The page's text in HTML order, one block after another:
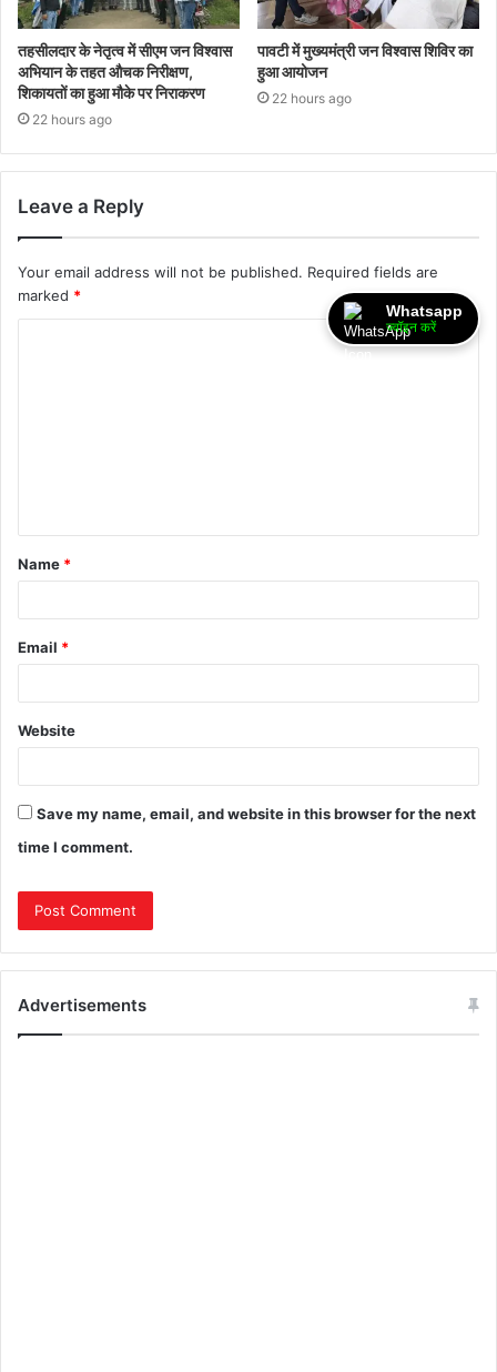
तहसीलदार के नेतृत्व में सीएम जन विश्वास
अभियान के तहत औचक निरीक्षण,
शिकायतों का हुआ मौके पर निराकरण
22 hours ago
पावटी में मुख्यमंत्री जन विश्वास शिविर का
हुआ आयोजन
22 hours ago
Leave a Reply
Your email address will not be published. Required fields are
marked *
Name *
Email *
Website
Save my name, email, and website in this browser for the next
time I comment.
Advertisements
Whatsapp
ज्वॉइन करें